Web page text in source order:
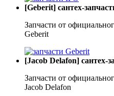
[Geberit] сантех-
Запчасти от
Geberit
[Jacob Delafon] сантех-
Запчасти от
Jacob Delafon